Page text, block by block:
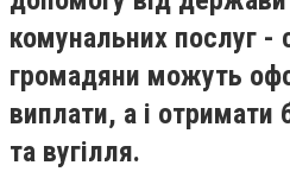
комунальних послуг -
громадяни можуть
виплати, а і
та вугілля.